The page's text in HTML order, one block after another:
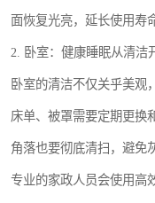
面恢复光亮，延长使用寿
2. 卧室：健康睡眠从清洁
卧室的清洁不仅关乎美观
床单、被罩需要定期更换
角落也要彻底清扫，避免
专业的家政人员会使用高